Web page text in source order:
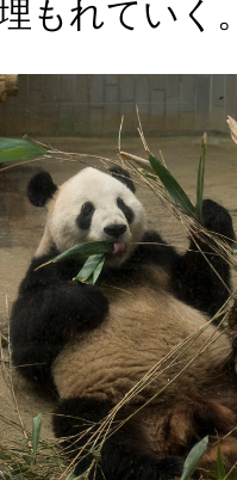
もれていく